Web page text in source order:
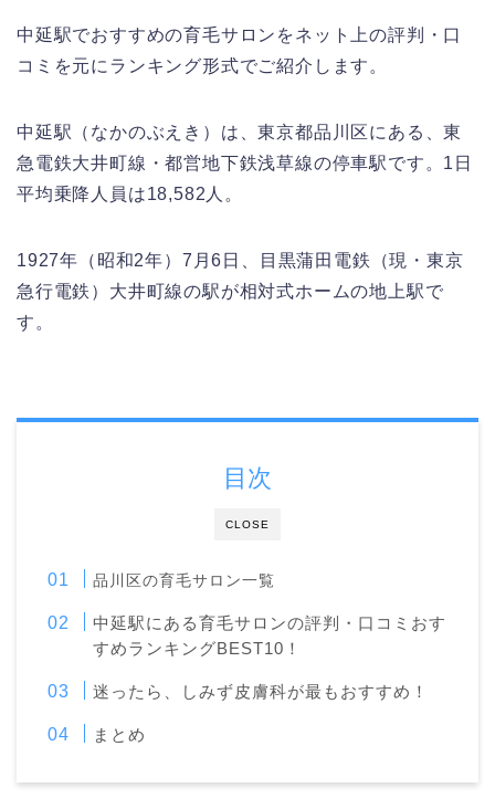
中延駅でおすすめの育毛サロンをネット上の評判・口
コミを元にランキング形式でご紹介します。
中延駅（なかのぶえき）は、東京都品川区にある、東
急電鉄大井町線・都営地下鉄浅草線の停車駅です。1日
平均乗降人員は18,582人。
1927年（昭和2年）7月6日、目黒蒲田電鉄（現・東京
急行電鉄）大井町線の駅が相対式ホームの地上駅で
す。
CLOSE
目次
品川区の育毛サロン一覧
中延駅にある育毛サロンの評判・口コミおす
すめランキングBEST10！
迷ったら、しみず皮膚科が最もおすすめ！
まとめ